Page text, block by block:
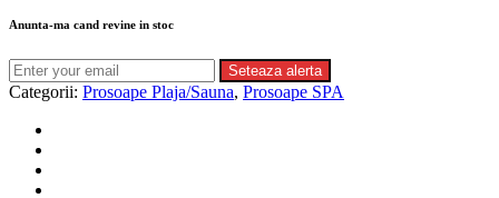
Anunta-ma cand revine in stoc
Seteaza alerta
Categorii: Prosoape Plaja/Sauna, Prosoape SPA